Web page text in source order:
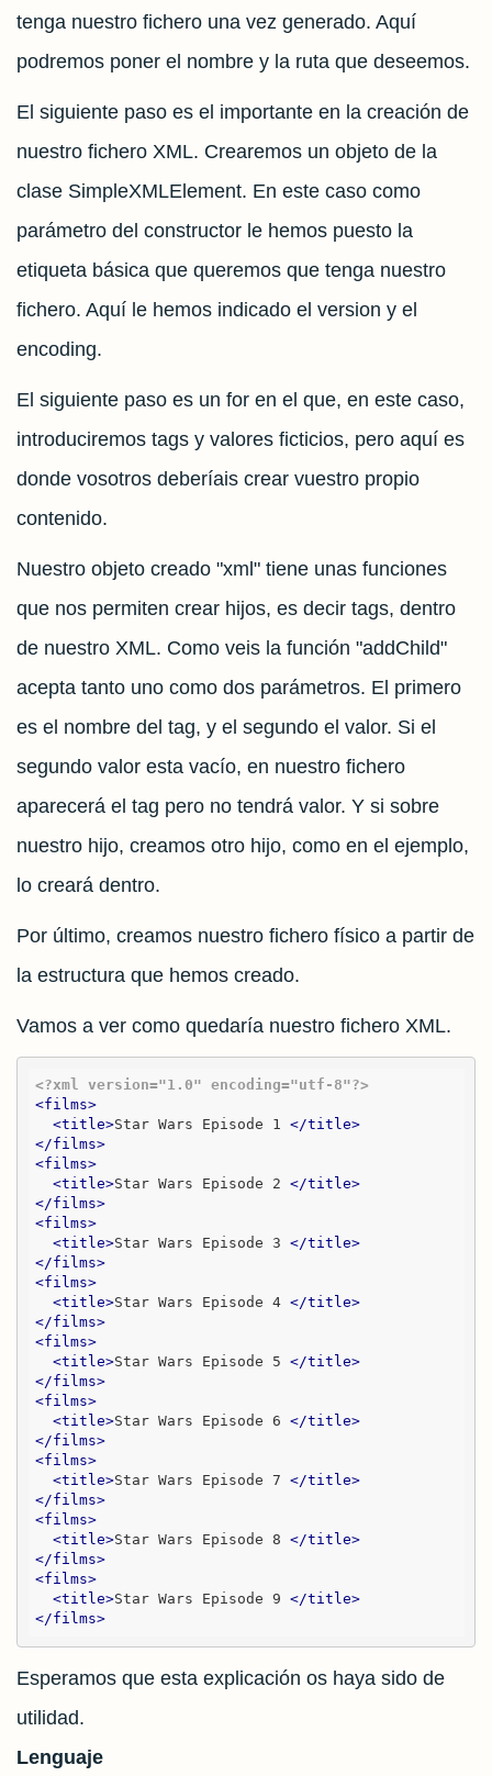
tenga nuestro fichero una vez generado. Aquí
podremos poner el nombre y la ruta que deseemos.
El siguiente paso es el importante en la creación de
nuestro fichero XML. Crearemos un objeto de la
clase SimpleXMLElement. En este caso como
parámetro del constructor le hemos puesto la
etiqueta básica que queremos que tenga nuestro
fichero. Aquí le hemos indicado el version y el
encoding.
El siguiente paso es un for en el que, en este caso,
introduciremos tags y valores ficticios, pero aquí es
donde vosotros deberíais crear vuestro propio
contenido.
Nuestro objeto creado "xml" tiene unas funciones
que nos permiten crear hijos, es decir tags, dentro
de nuestro XML. Como veis la función "addChild"
acepta tanto uno como dos parámetros. El primero
es el nombre del tag, y el segundo el valor. Si el
segundo valor esta vacío, en nuestro fichero
aparecerá el tag pero no tendrá valor. Y si sobre
nuestro hijo, creamos otro hijo, como en el ejemplo,
lo creará dentro.
Por último, creamos nuestro fichero físico a partir de
la estructura que hemos creado.
Vamos a ver como quedaría nuestro fichero XML.
<?xml version="1.0" encoding="utf-8"?>
<films>
<title>Star Wars Episode 1 </title>
</films>
<films>
<title>Star Wars Episode 2 </title>
</films>
<films>
<title>Star Wars Episode 3 </title>
</films>
<films>
<title>Star Wars Episode 4 </title>
</films>
<films>
<title>Star Wars Episode 5 </title>
</films>
<films>
<title>Star Wars Episode 6 </title>
</films>
<films>
<title>Star Wars Episode 7 </title>
</films>
<films>
<title>Star Wars Episode 8 </title>
</films>
<films>
<title>Star Wars Episode 9 </title>
</films>
Esperamos que esta explicación os haya sido de
utilidad.
Lenguaje